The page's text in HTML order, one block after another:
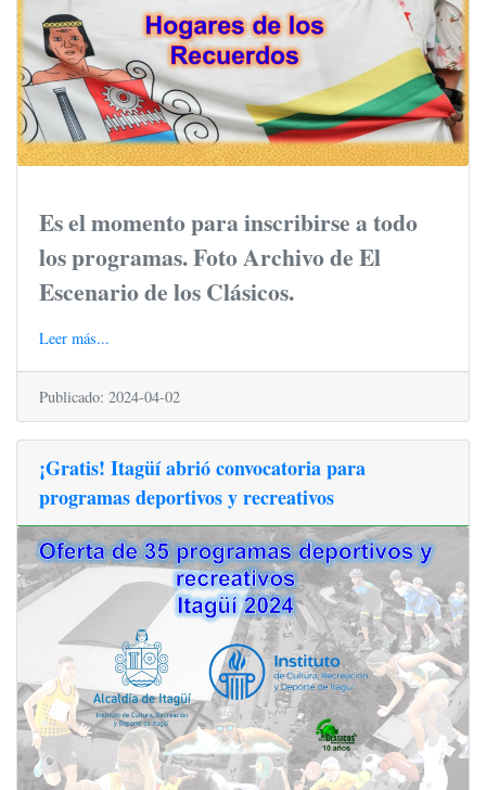
Es el momento para inscribirse a todo
los programas. Foto Archivo de El
Escenario de los Clásicos.
Leer más...
Publicado: 2024-04-02
¡Gratis! Itagüí abrió convocatoria para
programas deportivos y recreativos